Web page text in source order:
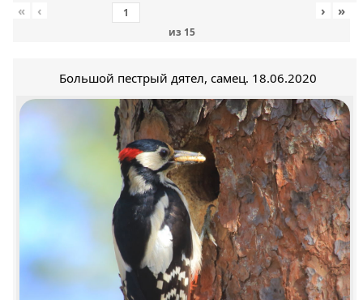
«
‹
из 15
› »
Большой пестрый дятел, самец. 18.06.2020